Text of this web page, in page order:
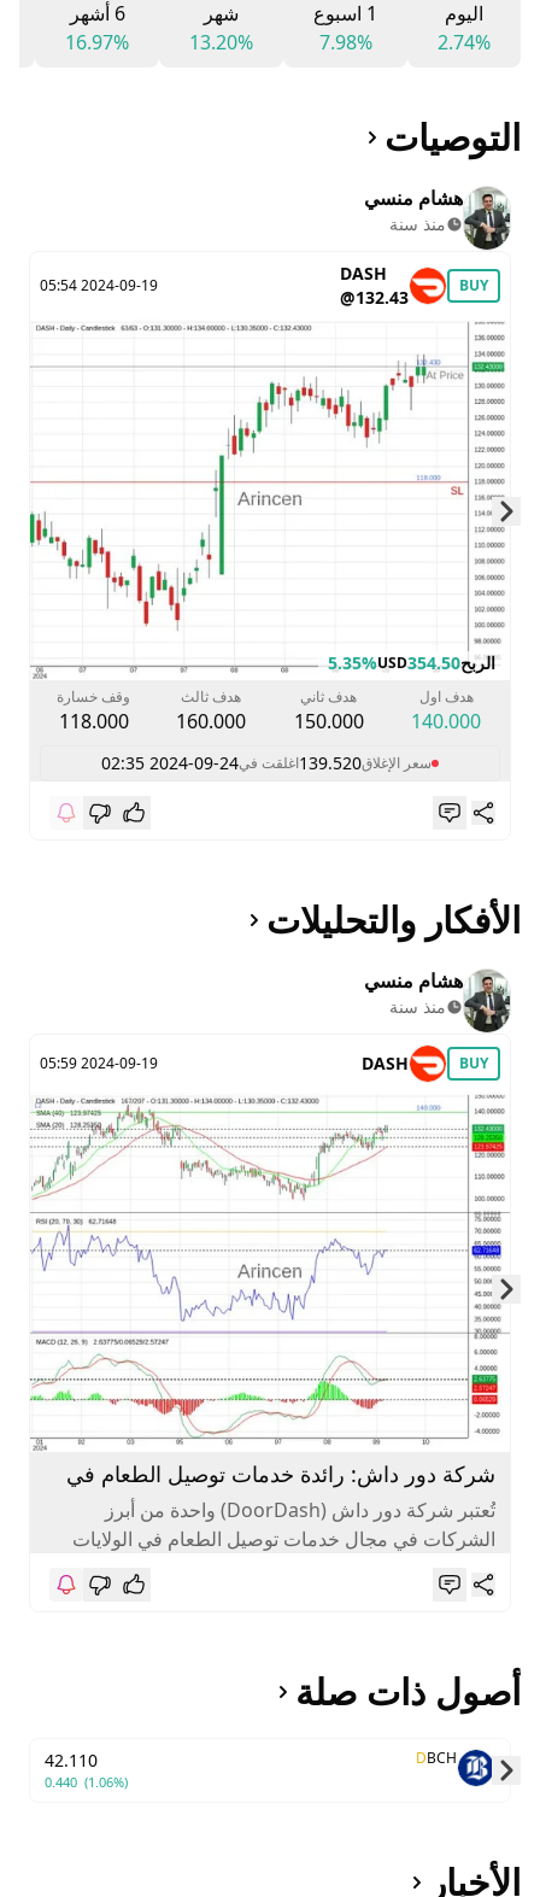
اليوم
2.74%
1 اسبوع
7.98%
شهر
13.20%
6 أشهر
16.97%
التوصيات
هشام منسي
منذ سنة
BUY
DASH
@132.43
2024-09-19 05:54
الربح354.50
USD
5.35%
هدف اول
140.000
هدف ثاني
150.000
هدف ثالث
160.000
وقف خسارة
118.000
سعر الإغلاق139.520اغلقت في2024-09-24 02:35
Skip to next slide page
الأفكار والتحليلات
هشام منسي
منذ سنة
BUY
DASH
2024-09-19 05:59
شركة دور داش: رائدة خدمات توصيل الطعام في
العصر الرقمي
تُعتبر شركة دور داش (DoorDash) واحدة من أبرز
الشركات في مجال خدمات توصيل الطعام في الولايات
المتحدة. تأسست الشركة في...
Skip to next slide page
أصول ذات صلة
BCH
D
42.110
0.440 (1.06%)
الأخبار